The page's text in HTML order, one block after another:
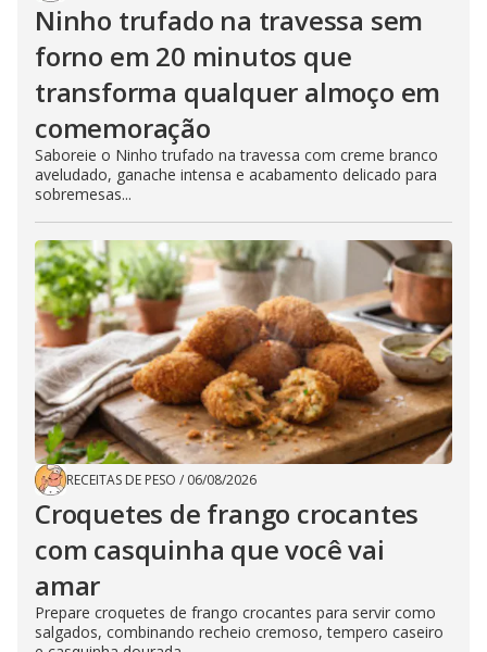
Ninho trufado na travessa sem
forno em 20 minutos que
transforma qualquer almoço em
comemoração
Saboreie o Ninho trufado na travessa com creme branco
aveludado, ganache intensa e acabamento delicado para
sobremesas...
RECEITAS DE PESO / 06/08/2026
Croquetes de frango crocantes
com casquinha que você vai
amar
Prepare croquetes de frango crocantes para servir como
salgados, combinando recheio cremoso, tempero caseiro